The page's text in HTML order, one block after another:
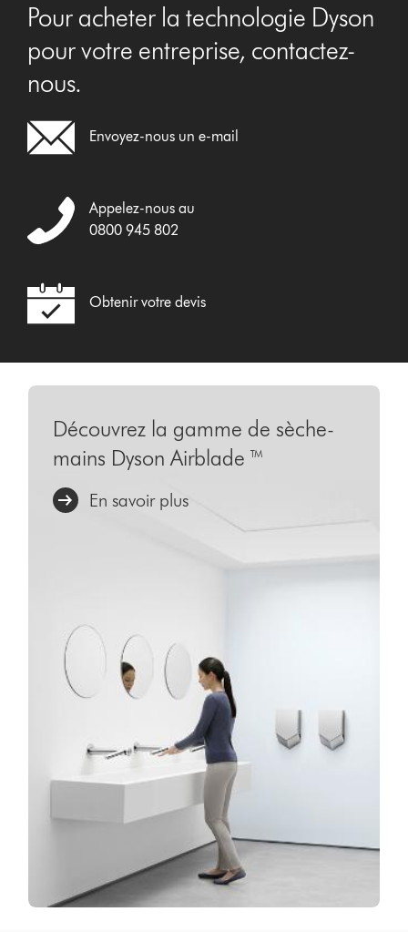
Pour acheter la technologie Dyson
pour votre entreprise, contactez-
nous.
Envoyez-nous un e-mail
Appelez-nous au
0800 945 802
Obtenir votre devis
Découvrez la gamme de sèche-
mains Dyson Airblade ™
En savoir plus